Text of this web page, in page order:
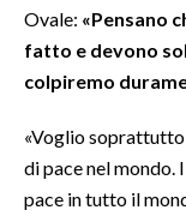
GOSSIP
SARDEGNA
Ovale: «Pensano
fatto e devono
colpiremo
«Voglio soprattutto
di pace nel
pace in tutto il